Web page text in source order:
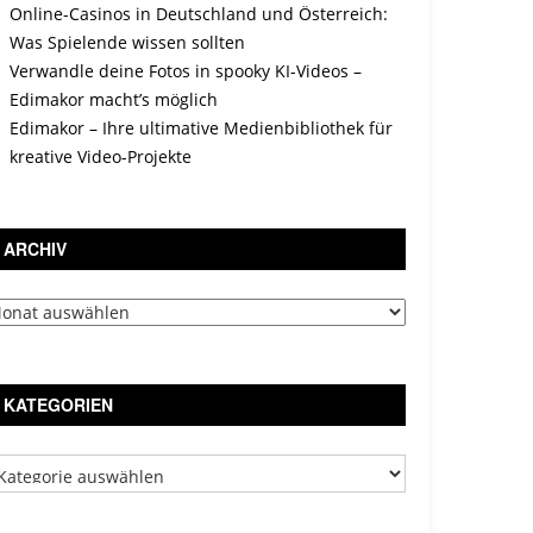
Online-Casinos in Deutschland und Österreich:
Was Spielende wissen sollten
Verwandle deine Fotos in spooky KI-Videos –
Edimakor macht’s möglich
Edimakor – Ihre ultimative Medienbibliothek für
kreative Video-Projekte
ARCHIV
KATEGORIEN